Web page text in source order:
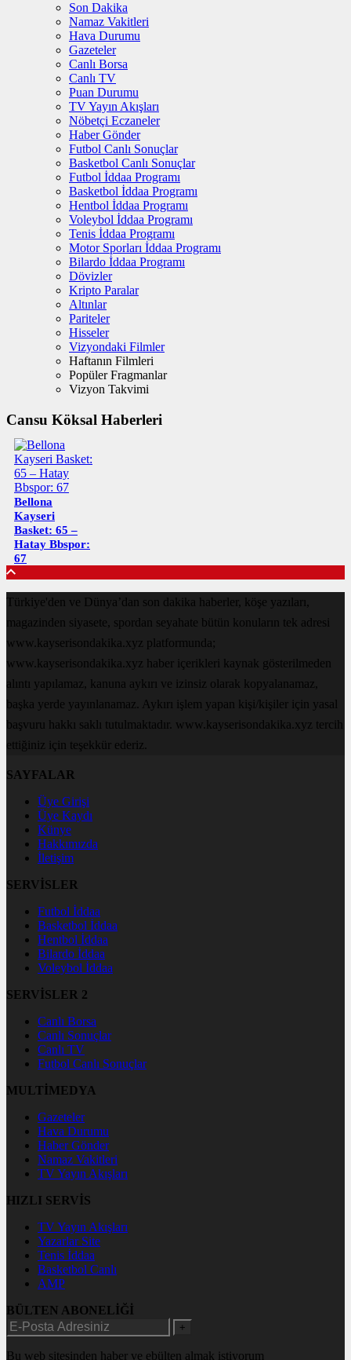
Son Dakika
Namaz Vakitleri
Hava Durumu
Gazeteler
Canlı Borsa
Canlı TV
Puan Durumu
TV Yayın Akışları
Nöbetçi Eczaneler
Haber Gönder
Futbol Canlı Sonuçlar
Basketbol Canlı Sonuçlar
Futbol İddaa Programı
Basketbol İddaa Programı
Hentbol İddaa Programı
Voleybol İddaa Programı
Tenis İddaa Programı
Motor Sporları İddaa Programı
Bilardo İddaa Programı
Dövizler
Kripto Paralar
Altınlar
Pariteler
Hisseler
Vizyondaki Filmler
Haftanın Filmleri
Popüler Fragmanlar
Vizyon Takvimi
Cansu Köksal Haberleri
Bellona
Kayseri
Basket: 65 –
Hatay Bbspor:
67
Türkiye'den ve Dünya’dan son dakika haberler, köşe yazıları,
magazinden siyasete, spordan seyahate bütün konuların tek adresi
www.kayserisondakika.xyz platformunda;
www.kayserisondakika.xyz haber içerikleri kaynak gösterilmeden
alıntı yapılamaz, kanuna aykırı ve izinsiz olarak kopyalanamaz,
başka yerde yayınlanamaz. Aykırı işlem yapan kişi/kişiler için yasal
başvuru hakkı saklı tutulmaktadır. www.kayserisondakika.xyz tercih
ettiğiniz için teşekkür ederiz.
SAYFALAR
Üye Girişi
Üye Kaydı
Künye
Hakkımızda
İletişim
SERVİSLER
Futbol İddaa
Basketbol İddaa
Hentbol İddaa
Bilardo İddaa
Voleybol İddaa
SERVİSLER 2
Canlı Borsa
Canlı Sonuçlar
Canlı TV
Futbol Canlı Sonuçlar
MULTİMEDYA
Gazeteler
Hava Durumu
Haber Gönder
Namaz Vakitleri
TV Yayın Akışları
HIZLI SERVİS
TV Yayın Akışları
Yazarlar Site
Tenis İddaa
Basketbol Canlı
AMP
BÜLTEN ABONELİĞİ
+
Bu web sitesinden haber ve ebülten almak istiyorum